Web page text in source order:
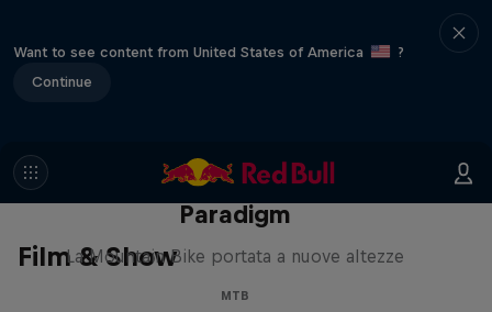
Want to see content from United States of America
?
Continue
Film & Show
Paradigm
La Mountain Bike portata a nuove altezze
MTB